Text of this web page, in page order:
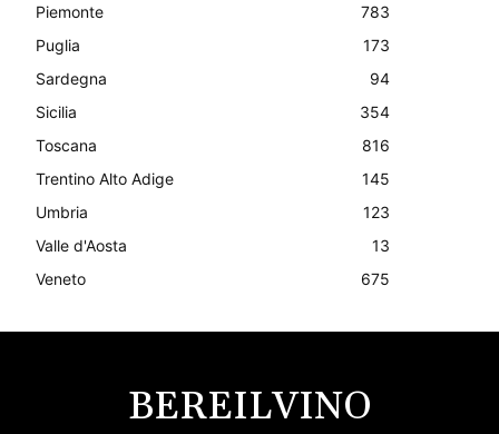
Piemonte
783
Puglia
173
Sardegna
94
Sicilia
354
Toscana
816
Trentino Alto Adige
145
Umbria
123
Valle d'Aosta
13
Veneto
675
BEREILVINO